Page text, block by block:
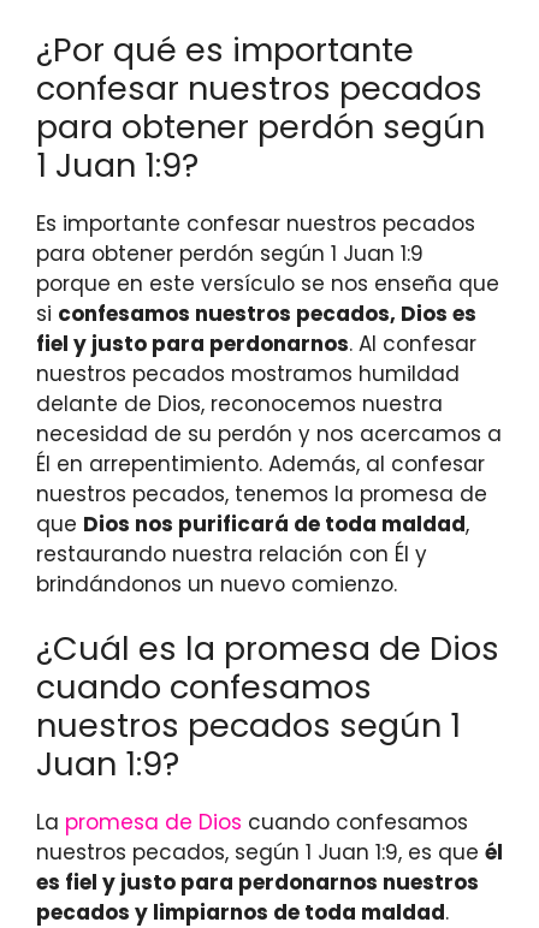
¿Por qué es importante
confesar nuestros pecados
para obtener perdón según
1 Juan 1:9?
Es importante confesar nuestros pecados
para obtener perdón según 1 Juan 1:9
porque en este versículo se nos enseña que
si confesamos nuestros pecados, Dios es
fiel y justo para perdonarnos. Al confesar
nuestros pecados mostramos humildad
delante de Dios, reconocemos nuestra
necesidad de su perdón y nos acercamos a
Él en arrepentimiento. Además, al confesar
nuestros pecados, tenemos la promesa de
que Dios nos purificará de toda maldad,
restaurando nuestra relación con Él y
brindándonos un nuevo comienzo.
¿Cuál es la promesa de Dios
cuando confesamos
nuestros pecados según 1
Juan 1:9?
La promesa de Dios cuando confesamos
nuestros pecados, según 1 Juan 1:9, es que él
es fiel y justo para perdonarnos nuestros
pecados y limpiarnos de toda maldad.